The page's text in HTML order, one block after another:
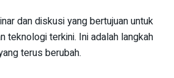
dan diskusi yang bertujuan untuk
teknologi terkini. Ini adalah langkah
terus berubah.